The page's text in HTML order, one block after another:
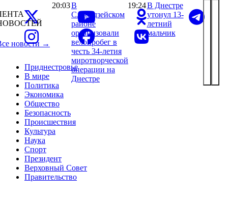
Приднестровье
В мире
Политика
Экономика
Общество
Безопасность
Происшествия
Культура
Наука
Спорт
Президент
Верховный Совет
Правительство
новости →
20:03В
Слободзейском
районе
организовали
велопробег в
честь 34-летия
миротворческой
операции на
Днестре
19:24В Днестре
утонул 13-
летний
мальчик